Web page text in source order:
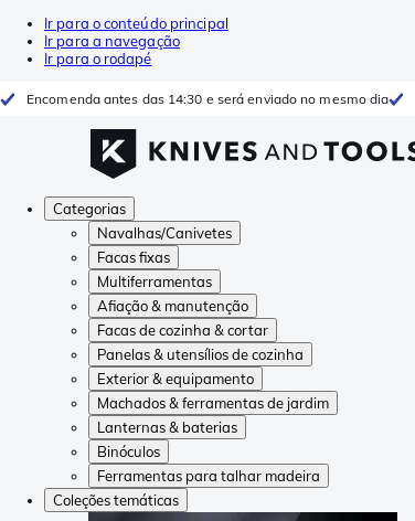
Ir para o conteúdo principal
Ir para a navegação
Ir para o rodapé
Encomenda antes das 14:30 e será enviado no mesmo dia
Categorias
Navalhas/Canivetes
Facas fixas
Multiferramentas
Afiação & manutenção
Facas de cozinha & cortar
Panelas & utensílios de cozinha
Exterior & equipamento
Machados & ferramentas de jardim
Lanternas & baterias
Binóculos
Ferramentas para talhar madeira
Coleções temáticas